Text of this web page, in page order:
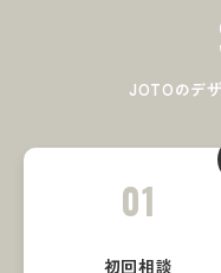
JOTOのデ
01
初回相談